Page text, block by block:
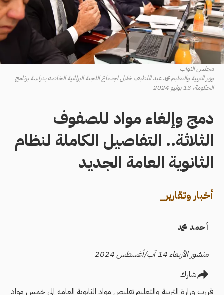
مجلس النواب
وزير التربية والتعليم محمد عبد اللطيف خلال اجتماع اللجنة البرلمانية الخاصة بدراسة برنامج
الحكومة، 13 يوليو 2024
دمج وإلغاء مواد للصفوف
الثلاثة.. التفاصيل الكاملة لنظام
الثانوية العامة الجديد
أخبار وتقارير_
أحمد محمد
منشور الأربعاء 14 آب/أغسطس 2024
شارك
قررت وزارة التربية والتعليم تقليص مواد الثانوية العامة إلى خمس مواد